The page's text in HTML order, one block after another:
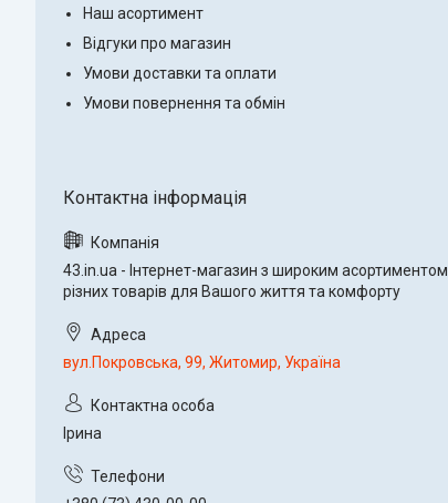
Наш асортимент
Відгуки про магазин
Умови доставки та оплати
Умови повернення та обмін
43.in.ua - Інтернет-магазин з широким асортиментом
різних товарів для Вашого життя та комфорту
вул.Покровська, 99, Житомир, Україна
Ірина